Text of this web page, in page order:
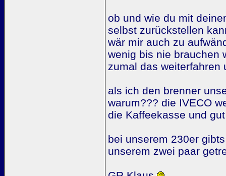
ob und wie du mit
selbst zurückstellen
wär mir auch zu
wenig bis nie brauchen
zumal das weiterfahren
als ich den brenner
warum??? die IVECO
die Kaffeekasse und gut
bei unserem 230er
unserem zwei paar